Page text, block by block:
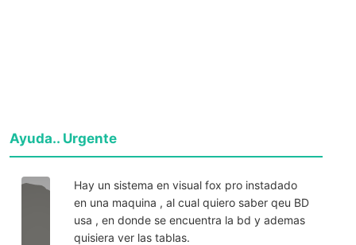
Ayuda.. Urgente
Hay un sistema en visual fox pro instadado
en una maquina , al cual quiero saber qeu BD
usa , en donde se encuentra la bd y ademas
quisiera ver las tablas.